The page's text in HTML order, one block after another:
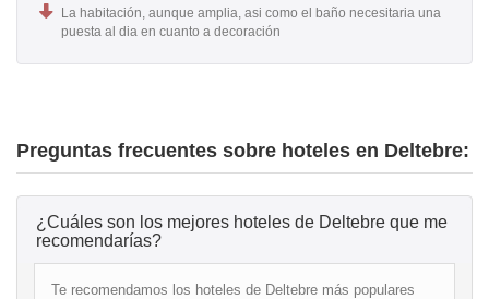
La habitación, aunque amplia, asi como el baño necesitaria una
puesta al dia en cuanto a decoración
Preguntas frecuentes sobre hoteles en Deltebre:
¿Cuáles son los mejores hoteles de Deltebre que me
recomendarías?
Te recomendamos los hoteles de Deltebre más populares